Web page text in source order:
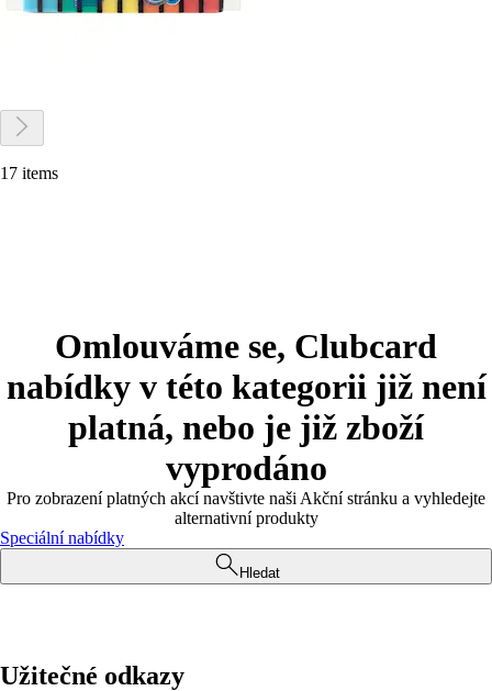
17 items
Omlouváme se, Clubcard
nabídky v této kategorii již není
platná, nebo je již zboží
vyprodáno
Pro zobrazení platných akcí navštivte naši Akční stránku a vyhledejte
alternativní produkty
Speciální nabídky
Hledat
Užitečné odkazy